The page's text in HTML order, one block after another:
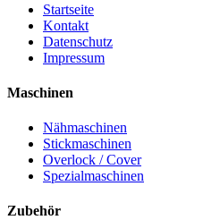
Startseite
Kontakt
Datenschutz
Impressum
Maschinen
Nähmaschinen
Stickmaschinen
Overlock / Cover
Spezialmaschinen
Zubehör